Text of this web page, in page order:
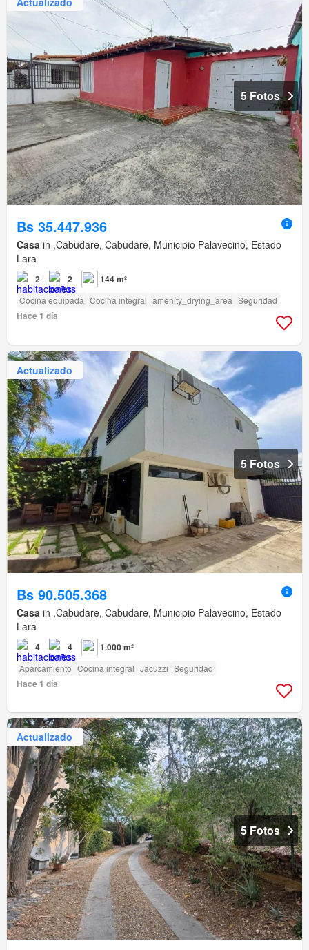
5 Fotos
Bs 35.447.936
Casa in ,Cabudare, Cabudare, Municipio Palavecino, Estado
Lara
2 2 144 m²
Cocina equipada Cocina integral amenity_drying_area Seguridad
Hace 1 día
Actualizado
5 Fotos
Bs 90.505.368
Casa in ,Cabudare, Cabudare, Municipio Palavecino, Estado
Lara
4 4 1.000 m²
Aparcamiento Cocina integral Jacuzzi Seguridad
Hace 1 día
Actualizado
5 Fotos